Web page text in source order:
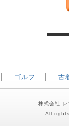
ゴルフ 古
株式会社
All